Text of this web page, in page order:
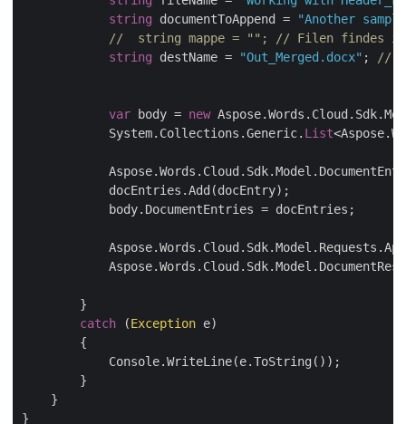
string documentToAppend =
"Another
//  string mappe = ""; // Filen findes i
string destName = "Out_Merged.docx" ; // //
var body = new
            System.Collections.Generic.
List
            docEntries.Add(docEntry);
            body.DocumentEntries = docEntries;
        }
catch (Exception e)
        {
            Console.WriteLine(e.ToString());
        }
    }